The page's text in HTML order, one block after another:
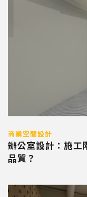
商業空間設計
辦公室設計：施工
品質？